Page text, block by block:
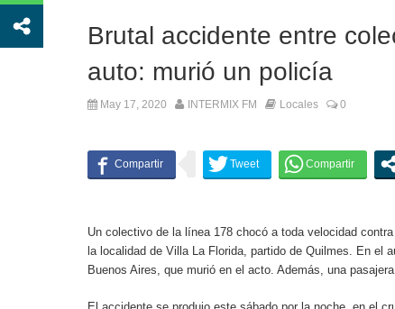
Brutal accidente entre
auto: murió un policía
May 17, 2020 INTERMIX FM Locales 0
Un colectivo de la línea 178 chocó a toda velocidad
la localidad de Villa La Florida, partido de Quilmes. En el
Buenos Aires, que murió en el acto. Además, una